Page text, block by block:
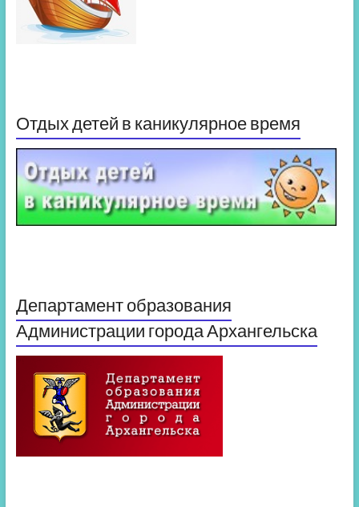
Отдых детей в каникулярное время
Департамент образования
Администрации города Архангельска